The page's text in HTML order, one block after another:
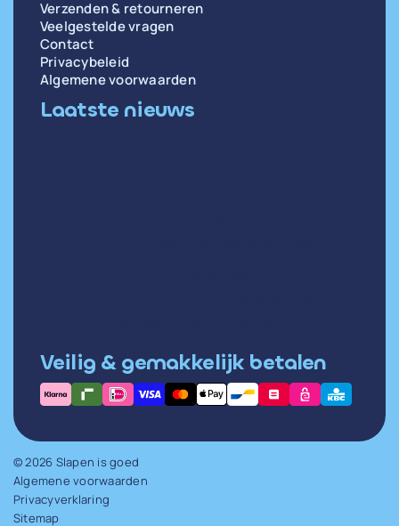
Verzenden & retourneren
Veelgestelde vragen
Contact
Privacybeleid
Algemene voorwaarden
Laatste nieuws
Veilig & gemakkelijk betalen
© 2026 Slapen is goed
Algemene voorwaarden
Privacyverklaring
Sitemap